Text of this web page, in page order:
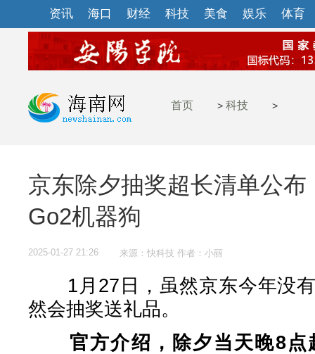
资讯 海口 财经 科技 美食 娱乐 体育
首页 > 科技 >
京东除夕抽奖超长清单公
Go2机器狗
2025-01-27 21:26 来源：快科技 作者：小丽
1月27日，虽然京东今年没有
然会抽奖送礼品。
官方介绍，除夕当天晚8